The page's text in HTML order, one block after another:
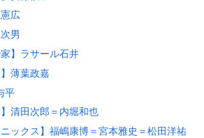
広
男
】ラサール石井
】薄葉政嘉
平
】清田次郎＝内堀和也
ニックス】福嶋康博＝宮本雅史＝松田洋祐